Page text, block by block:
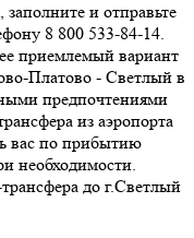
и отправьте
8 800 533-84-14.
приемлемый вариант
Платово - Светлый в
предпочтениями
из аэропорта
вас по прибытию
необходимости.
до г.Светлый